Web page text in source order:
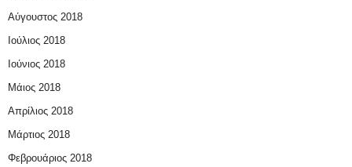
Αύγουστος 2018
Ιούλιος 2018
Ιούνιος 2018
Μάιος 2018
Απρίλιος 2018
Μάρτιος 2018
Φεβρουάριος 2018